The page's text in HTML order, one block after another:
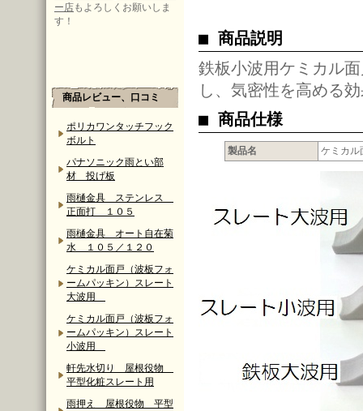
ー店もよろしくお願いしま
す！
商品レビュー、口コミ
ポリカワンタッチフック
ボルト
パナソニック雨とい部
材 投げ板
雨樋金具 ステンレス
正面打 １０５
雨樋金具 オート自在菊
水 １０５／１２０
ケミカル面戸（波板フォ
ームパッキン）スレート
大波用
ケミカル面戸（波板フォ
ームパッキン）スレート
小波用
軒先水切り 屋根役物
平型化粧スレート用
雨押え 屋根役物 平型
■ 商品説明
鉄板小波用ケミカル
し、気密性を高める
■ 商品仕様
製品名 ケミカ